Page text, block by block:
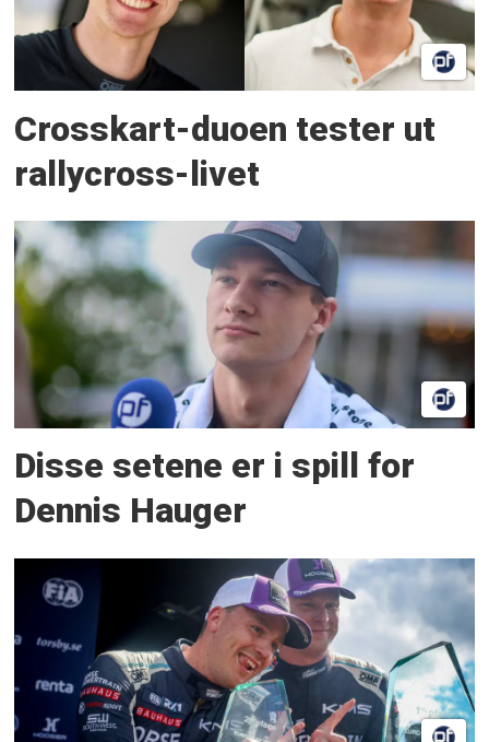
Crosskart-duoen tester ut
rallycross-livet
Disse setene er i spill for
Dennis Hauger